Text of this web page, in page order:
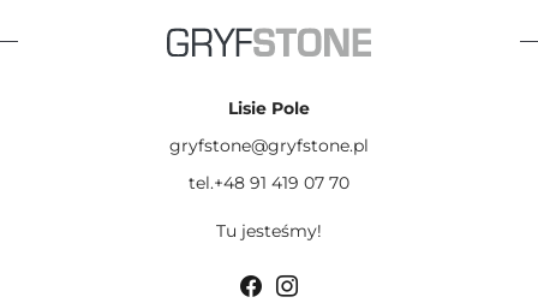
Lisie Pole
gryfstone@gryfstone.pl
tel.+48 91 419 07 70
Tu jesteśmy!